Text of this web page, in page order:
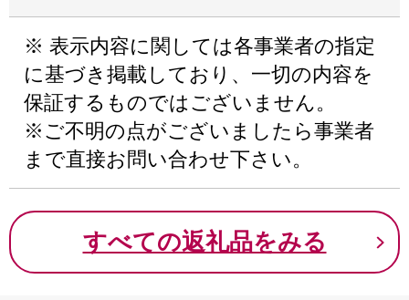
※ 表示内容に関しては各事業者の指定
に基づき掲載しており、一切の内容を
保証するものではございません。
※ご不明の点がございましたら事業者
まで直接お問い合わせ下さい。
すべての返礼品をみる